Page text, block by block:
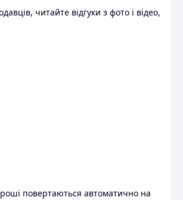
читайте відгуки з фото і відео,
повертаються автоматично на